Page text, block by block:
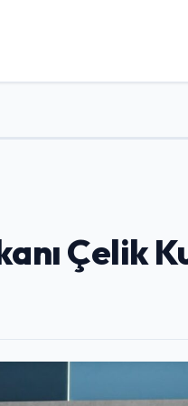
Çelik